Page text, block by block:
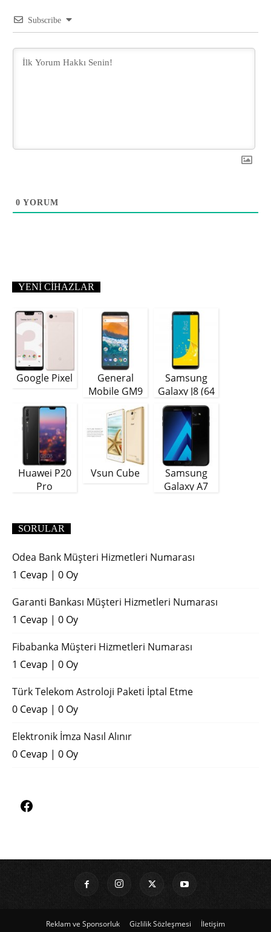
Subscribe
0 YORUM
YENI CIHAZLAR
Google Pixel
General
Mobile GM9
Samsung
Galaxy J8 (64
GB)
Huawei P20
Pro
Vsun Cube
Samsung
Galaxy A7
SORULAR
Odea Bank Müşteri Hizmetleri Numarası
1 Cevap | 0 Oy
Garanti Bankası Müşteri Hizmetleri Numarası
1 Cevap | 0 Oy
Fibabanka Müşteri Hizmetleri Numarası
1 Cevap | 0 Oy
Türk Telekom Astroloji Paketi İptal Etme
0 Cevap | 0 Oy
Elektronik İmza Nasıl Alınır
0 Cevap | 0 Oy
Reklam ve Sponsorluk Gizlilik Sözleşmesi İletişim